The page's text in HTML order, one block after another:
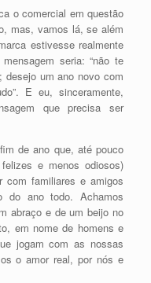
o comercial em questão
mas, vamos lá, se além
estivesse realmente
seria: “não te
um ano novo com
E eu, sinceramente,
que precisa ser
de ano que, até pouco
e menos odiosos)
com familiares e amigos
ano todo. Achamos
abraço e de um beijo no
em nome de homens e
jogam com as nossas
o amor real, por nós e